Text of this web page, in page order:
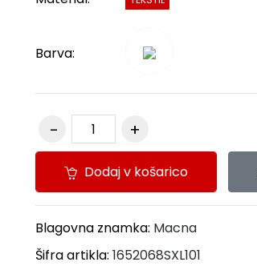
Barva:
Dodaj v košarico
Blagovna znamka: Macna
Šifra artikla: 1652068SXL101